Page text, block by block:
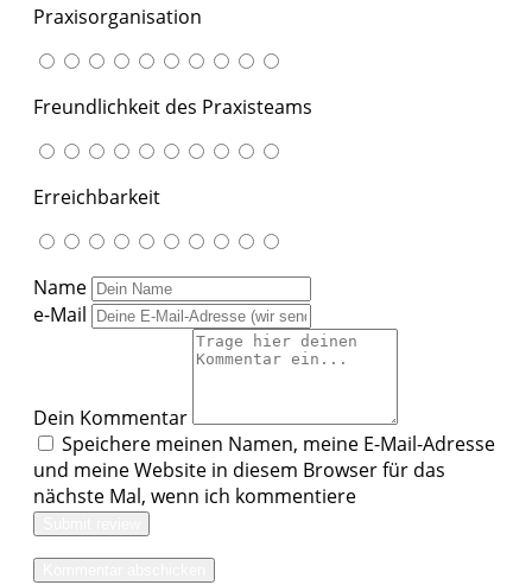
Praxisorganisation
Freundlichkeit des Praxisteams
Erreichbarkeit
Name
e-Mail
Dein Kommentar
Speichere meinen Namen, meine E-Mail-Adresse
und meine Website in diesem Browser für das
nächste Mal, wenn ich kommentiere